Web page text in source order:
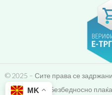
© 2025 – Сите права се
Безбедносно
MK